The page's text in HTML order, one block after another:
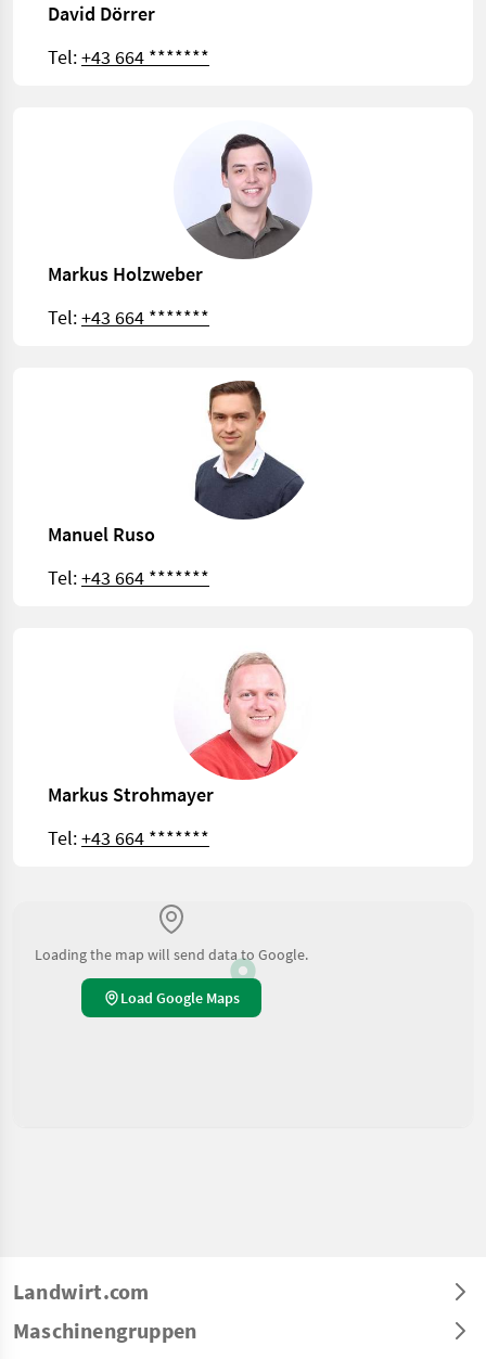
David Dörrer
Tel:+43 664 *******
Markus Holzweber
Tel:+43 664 *******
Manuel Ruso
Tel:+43 664 *******
Markus Strohmayer
Tel:+43 664 *******
Loading the map will send data to Google.
Load Google Maps
Landwirt.com
Maschinengruppen